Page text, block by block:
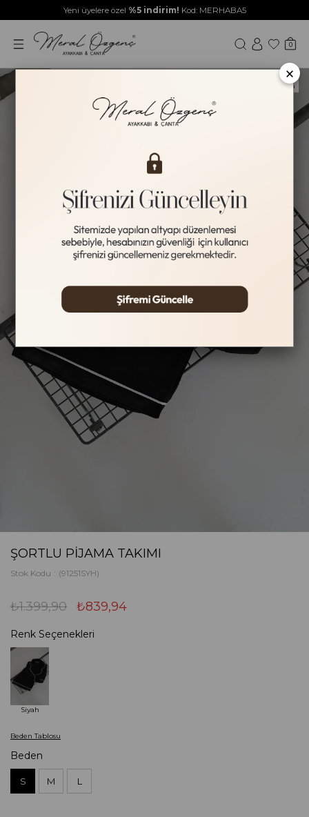
Yeni üyelere özel %5 indirim! Kod: MERHABA5
0
Yeni Ürün
ŞORTLU PIJAMA TAKIMI
Stok Kodu (91251SYH)
₺1.399,90 ₺839,94
Renk Seçenekleri
Siyah
Beden Tablosu
Beden
S M L
×